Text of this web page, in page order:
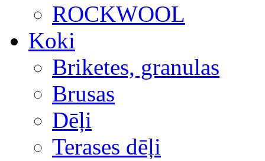
ROCKWOOL
Koki
Briketes, granulas
Brusas
Dēļi
Terases dēļi